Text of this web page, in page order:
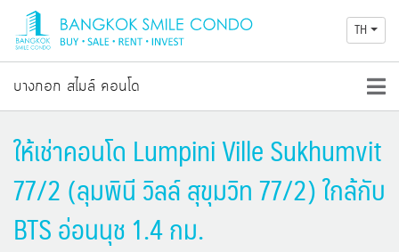
TH
บางกอก สไมล์ คอนโด
ให้เช่าคอนโด Lumpini Ville Sukhumvit
77/2 (ลุมพินี วิลล์ สุขุมวิท 77/2) ใกล้กับ
BTS อ่อนนุช 1.4 กม.